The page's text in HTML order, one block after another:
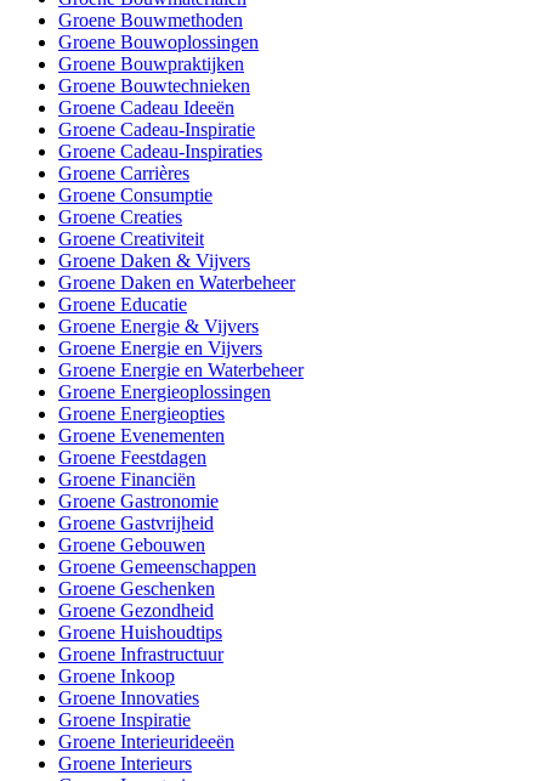
Groene Bouwmethoden
Groene Bouwoplossingen
Groene Bouwpraktijken
Groene Bouwtechnieken
Groene Cadeau Ideeën
Groene Cadeau-Inspiratie
Groene Cadeau-Inspiraties
Groene Carrières
Groene Consumptie
Groene Creaties
Groene Creativiteit
Groene Daken & Vijvers
Groene Daken en Waterbeheer
Groene Educatie
Groene Energie & Vijvers
Groene Energie en Vijvers
Groene Energie en Waterbeheer
Groene Energieoplossingen
Groene Energieopties
Groene Evenementen
Groene Feestdagen
Groene Financiën
Groene Gastronomie
Groene Gastvrijheid
Groene Gebouwen
Groene Gemeenschappen
Groene Geschenken
Groene Gezondheid
Groene Huishoudtips
Groene Infrastructuur
Groene Inkoop
Groene Innovaties
Groene Inspiratie
Groene Interieurideeën
Groene Interieurs